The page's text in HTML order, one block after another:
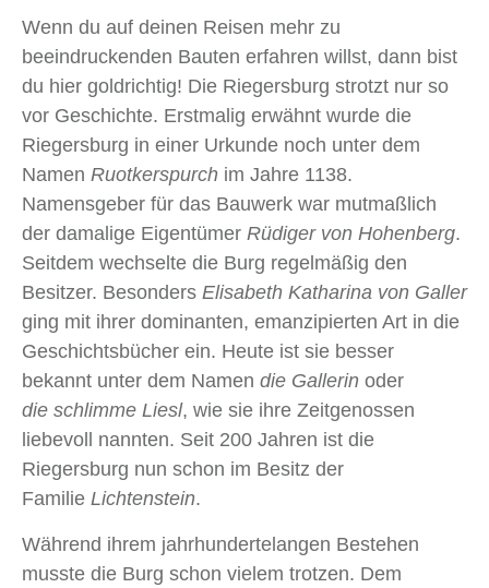
Wenn du auf deinen Reisen mehr zu
beeindruckenden Bauten erfahren willst, dann bist
du hier goldrichtig! Die Riegersburg strotzt nur so
vor Geschichte. Erstmalig erwähnt wurde die
Riegersburg in einer Urkunde noch unter dem
Namen Ruotkerspurch im Jahre 1138.
Namensgeber für das Bauwerk war mutmaßlich
der damalige Eigentümer Rüdiger von Hohenberg.
Seitdem wechselte die Burg regelmäßig den
Besitzer. Besonders Elisabeth Katharina von Galler
ging mit ihrer dominanten, emanzipierten Art in die
Geschichtsbücher ein. Heute ist sie besser
bekannt unter dem Namen die Gallerin oder
die schlimme Liesl, wie sie ihre Zeitgenossen
liebevoll nannten. Seit 200 Jahren ist die
Riegersburg nun schon im Besitz der
Familie Lichtenstein.
Während ihrem jahrhundertelangen Bestehen
musste die Burg schon vielem trotzen. Dem